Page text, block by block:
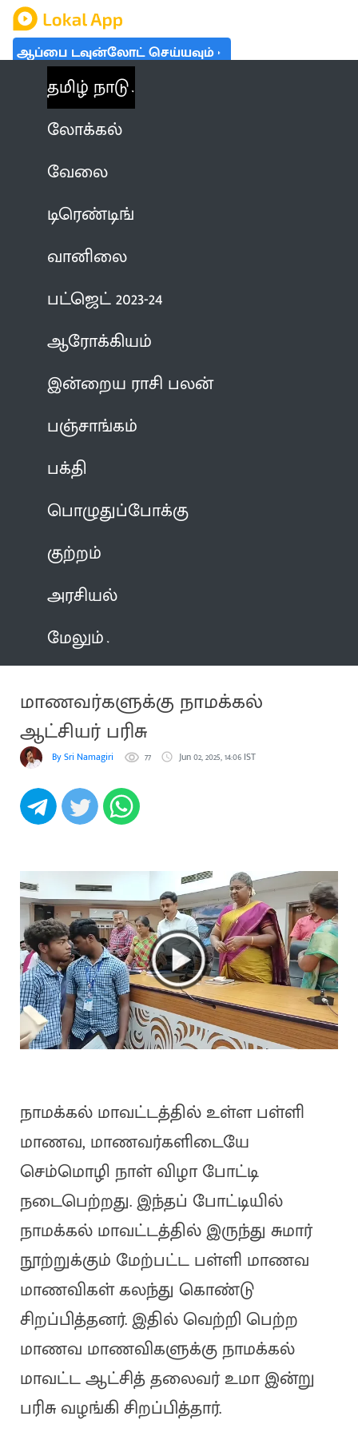
ஆப்பை டவுன்லோட் செய்யவும்
தமிழ் நாடு
லோக்கல்
வேலை
டிரெண்டிங்
வானிலை
பட்ஜெட் 2023-24
ஆரோக்கியம்
இன்றைய ராசி பலன்
பஞ்சாங்கம்
பக்தி
பொழுதுப்போக்கு
குற்றம்
அரசியல்
மேலும்
மாணவர்களுக்கு நாமக்கல்
ஆட்சியர் பரிசு
By Sri Namagiri 77 Jun 02, 2025, 14:06 IST
நாமக்கல் மாவட்டத்தில் உள்ள பள்ளி
மாணவ, மாணவர்களிடையே
செம்மொழி நாள் விழா போட்டி
நடைபெற்றது. இந்தப் போட்டியில்
நாமக்கல் மாவட்டத்தில் இருந்து சுமார்
நூற்றுக்கும் மேற்பட்ட பள்ளி மாணவ
மாணவிகள் கலந்து கொண்டு
சிறப்பித்தனர். இதில் வெற்றி பெற்ற
மாணவ மாணவிகளுக்கு நாமக்கல்
மாவட்ட ஆட்சித் தலைவர் உமா இன்று
பரிசு வழங்கி சிறப்பித்தார்.